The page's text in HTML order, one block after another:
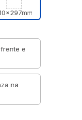
e
na